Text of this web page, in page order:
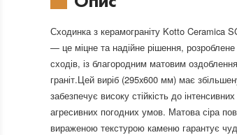
Сходинка з керамограніту Kotto Ceramica
— це міцне та надійне рішення,
сходів, із благородним матовим
граніт.Цей виріб (295x600 мм) має
забезпечує високу стійкість до
агресивних погодних умов. Матова сіра
вираженою текстурою каменю гарантує